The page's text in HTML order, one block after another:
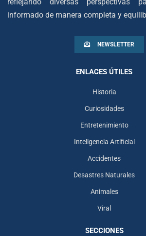
informado de manera completa y
NEWSLETTER
ENLACES ÚTILES
Historia
Curiosidades
Entretenimiento
Inteligencia Artificial
Accidentes
Desastres Naturales
Animales
Viral
SECCIONES